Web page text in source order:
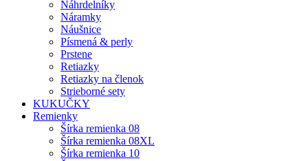
Náhrdelníky
Náramky
Náušnice
Písmená & perly
Prstene
Retiazky
Retiazky na členok
Strieborné sety
KUKUČKY
Remienky
Šírka remienka 08
Šírka remienka 08XL
Šírka remienka 10